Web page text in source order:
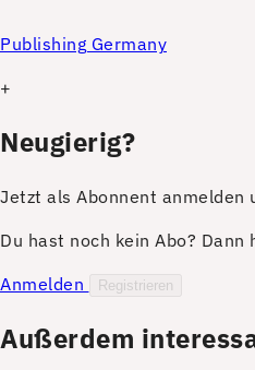
Publishing Germany
+
Neugierig?
Jetzt als Abonnent anmelden
Du hast noch kein Abo?
Anmelden
Registrieren
Außerdem